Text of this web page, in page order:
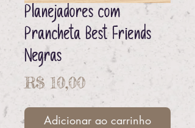
Planejadores com
Prancheta Best Friends
Negras
R$ 10,00Preço
Adicionar ao carrinho